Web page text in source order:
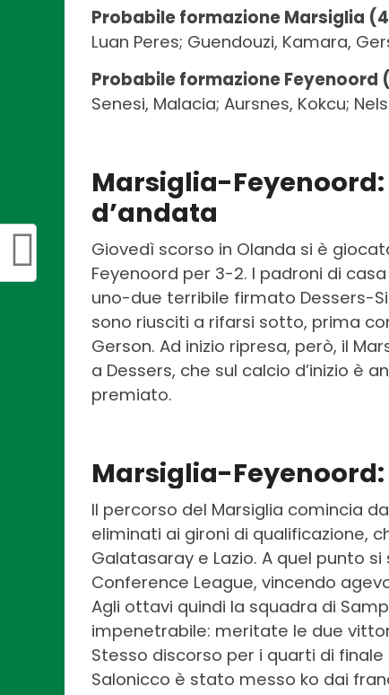
Probabile formazione Marsiglia
Luan Peres; Guendouzi, Kamara,
Probabile formazione
Senesi, Malacia; Aursnes, Kokcu;
Marsiglia-
d’andata
Giovedì scorso in Olanda si è
Feyenoord per 3-2. I padroni di
uno-due terribile firmato Dessers-
sono riusciti a rifarsi sotto, prima
Gerson. Ad inizio ripresa, però, il
a Dessers, che sul calcio d’inizio è
premiato.
Marsiglia-
Il percorso del Marsiglia comincia
eliminati ai gironi di qualificazione,
Galatasaray e Lazio. A quel punto
Conference League, vincendo
Agli ottavi quindi la squadra di
impenetrabile: meritate le due
Stesso discorso per i quarti di
Salonicco è stato messo ko dai